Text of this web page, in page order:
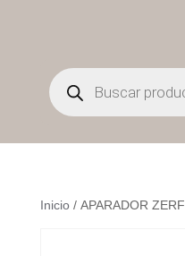
Búsqueda
de
productos
Inicio/ APARADOR ZERF